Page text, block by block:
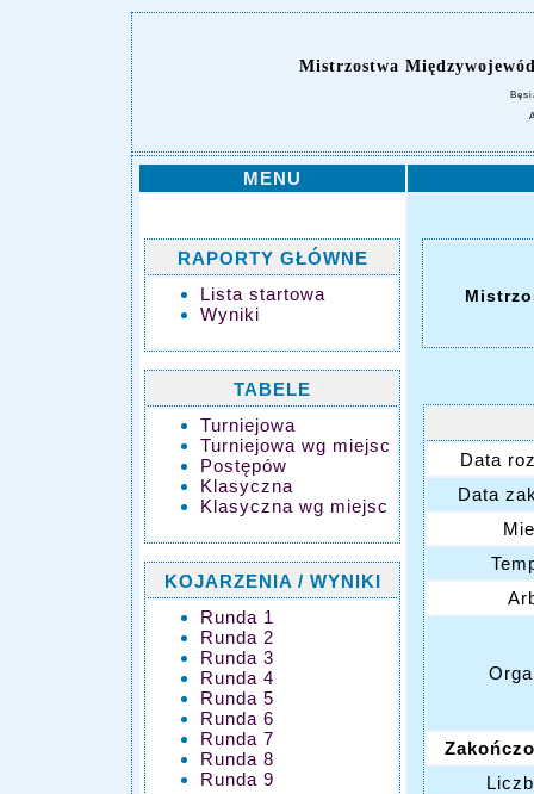
Mistrzostwa
MENU
RAPORTY GŁÓWNE
Lista startowa
Wyniki
TABELE
Turniejowa
Turniejowa wg miejsc
Postępów
Klasyczna
Klasyczna wg miejsc
KOJARZENIA / WYNIKI
Runda 1
Runda 2
Runda 3
Runda 4
Runda 5
Runda 6
Runda 7
Runda 8
Runda 9
Data
Data